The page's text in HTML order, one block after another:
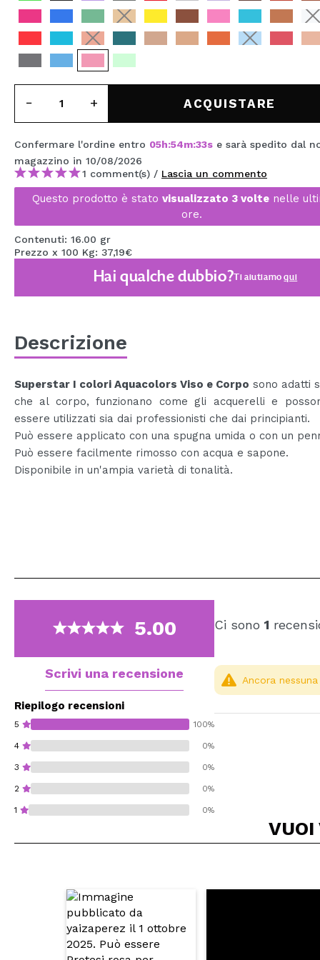
MAQUIFARMA
KOREA ZONE
TRAVEL SIZE
NATURE
SPECIALE
OUTLET
SONO TORNATI!
PROSSIMAMENTE
BLOG
ACQUISTARE
Confermare l'ordine entro 05h:54m:32s e sarà spedito dal
magazzino in 10/08/2026
1 comment(s) / Lascia un commento
Questo prodotto è stato visualizzato 3 volte nelle
ore.
Contenuti: 16.00 gr
Prezzo x 100 Kg: 37,19€
Hai qualche dubbio?Ti aiutiamoqui
Descrizione
Superstar I colori Aquacolors Viso e Corpo sono adatti
che al corpo, funzionano come gli acquerelli e
essere utilizzati sia dai professionisti che dai principianti.
Può essere applicato con una spugna umida o con un
Può essere facilmente rimosso con acqua e sapone.
Disponibile in un'ampia varietà di tonalità.
5.00
Scrivi una recensione
Riepilogo recensioni
5 100%
4 0%
3 0%
2 0%
1 0%
Ci sono 1
Consiglieresti
Ancora
VUOI